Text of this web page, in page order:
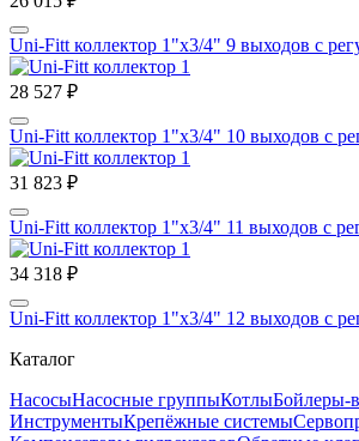
Uni-Fitt коллектор 1"х3/4" 9 выходов с
28 527 ₽
Uni-Fitt коллектор 1"х3/4" 10 выходов с
31 823 ₽
Uni-Fitt коллектор 1"х3/4" 11 выходов с
34 318 ₽
Uni-Fitt коллектор 1"х3/4" 12 выходов с
Каталог
НасосыНасосные группыКотлыБойлеры-
ИнструментыКрепёжные системы